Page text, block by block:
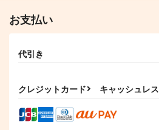
お支払い
代引き
クレジットカード キャッシュレ